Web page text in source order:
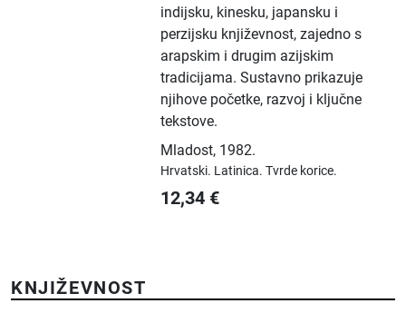
indijsku, kinesku, japansku i
perzijsku književnost, zajedno s
arapskim i drugim azijskim
tradicijama. Sustavno prikazuje
njihove početke, razvoj i ključne
tekstove.
Mladost, 1982.
Hrvatski. Latinica.Tvrde korice.
12,34 €
KNJIŽEVNOST